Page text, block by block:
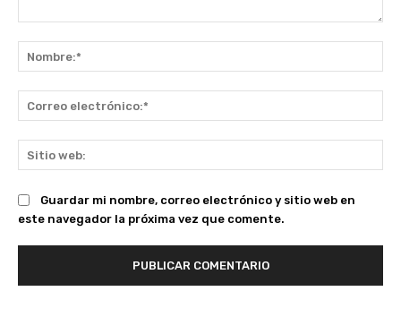
Guardar mi nombre, correo electrónico y sitio web en
este navegador la próxima vez que comente.